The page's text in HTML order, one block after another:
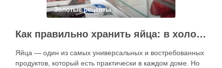
Золотые рецепты
Как правильно хранить яйца: в холодильнике или на полке?
Яйца — один из самых универсальных и востребованных
продуктов, который есть практически в каждом доме. Но